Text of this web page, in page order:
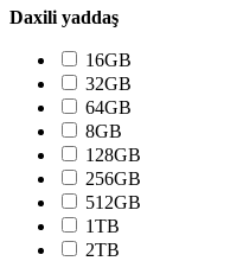
Daxili yaddaş
16GB
32GB
64GB
8GB
128GB
256GB
512GB
1TB
2TB